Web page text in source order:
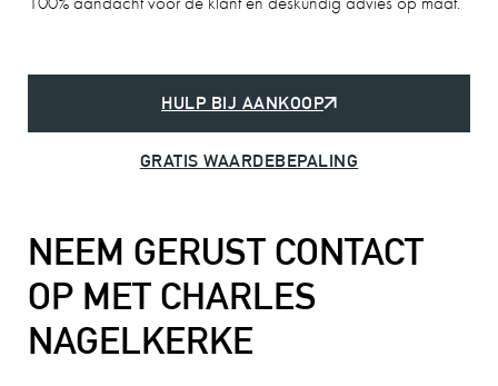
HULP BIJ AANKOOP
GRATIS WAARDEBEPALING
NEEM GERUST CONTACT
OP MET CHARLES
NAGELKERKE